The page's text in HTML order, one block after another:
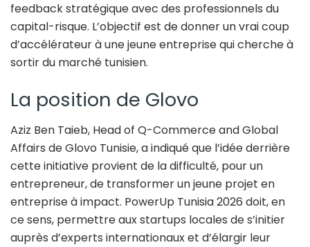
feedback stratégique avec des professionnels du
capital-risque. L’objectif est de donner un vrai coup
d’accélérateur à une jeune entreprise qui cherche à
sortir du marché tunisien.
La position de Glovo
Aziz Ben Taieb, Head of Q-Commerce and Global
Affairs de Glovo Tunisie, a indiqué que l’idée derrière
cette initiative provient de la difficulté, pour un
entrepreneur, de transformer un jeune projet en
entreprise à impact. PowerUp Tunisia 2026 doit, en
ce sens, permettre aux startups locales de s’initier
auprès d’experts internationaux et d’élargir leur